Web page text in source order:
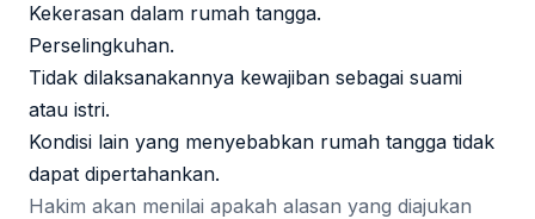
Kekerasan dalam rumah tangga.
Perselingkuhan.
Tidak dilaksanakannya kewajiban sebagai suami
atau istri.
Kondisi lain yang menyebabkan rumah tangga tidak
dapat dipertahankan.
Hakim akan menilai apakah alasan yang diajukan